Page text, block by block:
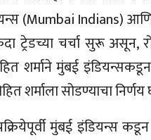
(Mumbai Indians)
ट्रेडच्या चर्चा सुरू
शर्माने मुंबई
शर्माला सोडण्याचा
मुंबई इंडियन्स